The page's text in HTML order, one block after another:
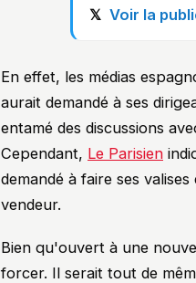
Voir la
En effet, les médias
aurait demandé à ses
entamé des discussions
Cependant, Le Parisien
demandé à faire ses
vendeur.
Bien qu'ouvert à une
forcer. Il serait tout de